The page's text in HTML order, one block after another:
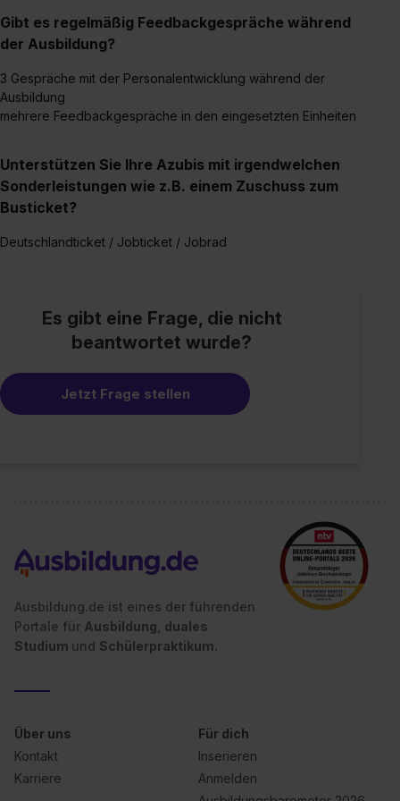
zur Übermittlung deiner Daten in die USA (Art. 49 Abs. 1
S. 1 lit. a) DS-GVO). Die USA verfügen über kein
II). Du kannst die von dir erteilte Einwilligung jederzeit mit
Wirkung für die Zukunft ganz oder teilweise über unsere
Einstellungen“ widerrufen. Weitere Informationen zu den
einzelnen Cookies findest du durch Klick auf „Details
zeigen“. Weitere Informationen:
Gibt es regelmäßig Feedbackgespräche während
der Ausbildung?
3 Gespräche mit der Personalentwicklung während der
Ausbildung
mehrere Feedbackgespräche in den eingesetzten Einheiten
Unterstützen Sie Ihre Azubis mit irgendwelchen
Sonderleistungen wie z.B. einem Zuschuss zum
Busticket?
Deutschlandticket / Jobticket / Jobrad
Es gibt eine Frage, die nicht
beantwortet wurde?
Jetzt Frage stellen
Ausbildung.de ist eines der führenden
Portale für Ausbildung, duales
Studium und Schülerpraktikum.
Über uns
Kontakt
Karriere
Für dich
Inserieren
Anmelden